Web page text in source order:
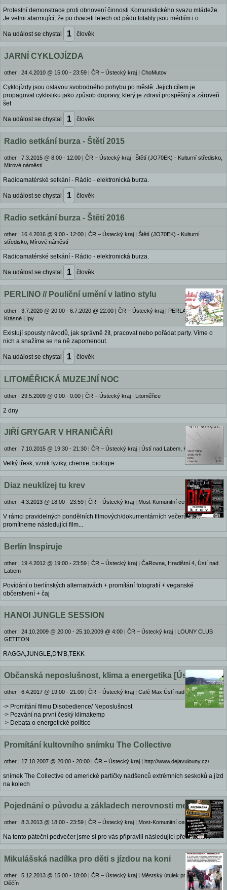
Protestní demonstrace proti obnovení činnosti Komunistického svazu mládeže.
Je velmi alarmující, že po dvaceti letech od pádu totality jsou médiím i o
Na událost se chystal 1 člověk
JARNÍ CYKLOJÍZDA
other | 24.4.2010 @ 15:00 - 23:59 | ČR – Ústecký kraj | ChoMutov
Cyklojízdy jsou oslavou svobodného pohybu po městě. Jejich cílem je
propagovat cyklistiku jako způsob dopravy, který je zdraví prospěšný a zároveň
šet
Na událost se chystal 1 člověk
Radio setkání burza - Štětí 2015
other | 7.3.2015 @ 8:00 - 12:00 | ČR – Ústecký kraj | Štětí (JO70EK) - Kulturní středisko,
Mírové náměstí
Radioamatérské setkání - Rádio - elektronická burza.
Na událost se chystal 1 člověk
Radio setkání burza - Štětí 2016
other | 16.4.2016 @ 9:00 - 12:00 | ČR – Ústecký kraj | Štětí (JO70EK) - Kulturní
středisko, Mírové náměstí
Radioamatérské setkání - Rádio - elektronická burza.
Na událost se chystal 1 člověk
PERLINO // Pouliční umění v latino stylu
other | 3.7.2020 @ 20:00 - 6.7.2020 @ 22:00 | ČR – Ústecký kraj | PERLA, Kyjov 37 u
Krásné Lípy
Existují spousty návodů, jak správně žít, pracovat nebo pořádat party. Víme o
nich a snažíme se na ně zapomenout.
Na událost se chystal 1 člověk
LITOMĚŘICKÁ MUZEJNÍ NOC
other | 29.5.2009 @ 0:00 - 0:00 | ČR – Ústecký kraj | Litoměřice
2 dny
JIŘÍ GRYGAR V HRANIČÁŘI
other | 7.10.2015 @ 19:30 - 21:30 | ČR – Ústecký kraj | Ústí nad Labem, Hraničář
Velký třesk, vznik fyziky, chemie, biologie.
Diaz neuklízej tu krev
other | 4.3.2013 @ 18:00 - 23:59 | ČR – Ústecký kraj | Most-Komunitní centrum Ateneo
V rámci pravidelných pondělních filmových/dokumentárních večerů vám
promítneme následující film...
Berlín Inspiruje
other | 19.4.2012 @ 19:00 - 23:59 | ČR – Ústecký kraj | ČaRovna, Hradištní 4, Ústí nad
Labem
Povídání o berlínských alternativách + promítání fotografií + veganské
občerstvení + čaj
HANOI JUNGLE SESSION
other | 24.10.2009 @ 20:00 - 25.10.2009 @ 4:00 | ČR – Ústecký kraj | LOUNY CLUB
GETITON
RAGGA,JUNGLE,D'N'B,TEKK
Občanská neposlušnost, klima a energetika [Ústí]
other | 6.4.2017 @ 19:00 - 21:00 | ČR – Ústecký kraj | Café Max Ústí nad Labem
-> Promítání filmu Disobedience/ Neposlušnost
-> Pozvání na první český klimakemp
-> Debata o energetické politice
Promítání kultovního snímku The Collective
other | 17.10.2007 @ 20:00 - 20:00 | ČR – Ústecký kraj | http://www.dejavulouny.cz/
snímek The Collective od americké partičky nadšenců extrémních seskoků a jízd
na kolech
Pojednání o původu a základech nerovnosti mezi lid
other | 8.3.2013 @ 18:00 - 23:59 | ČR – Ústecký kraj | Most-Komunitní centrum Ateneo
Na tento páteční podvečer jsme si pro vás připravili následující přednášku...
Mikulášská nadílka pro děti s jízdou na koni
other | 5.12.2013 @ 15:00 - 18:00 | ČR – Ústecký kraj | Městský útulek pro zvířata
Děčín